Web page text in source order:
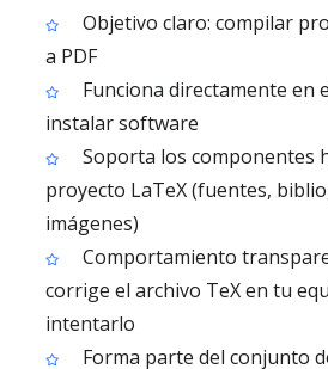
Objetivo claro: compilar
a PDF
Funciona directamente en
instalar software
Soporta los componentes
proyecto LaTeX (fuentes,
imágenes)
Comportamiento
corrige el archivo TeX en tu
intentarlo
Forma parte del conjunto